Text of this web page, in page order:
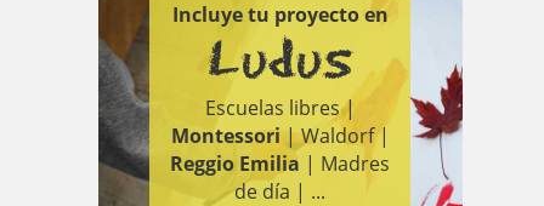
Incluye tu proyecto en
Ludus
Escuelas libres |
Montessori| Waldorf |
Reggio Emilia | Madres
de día | ...